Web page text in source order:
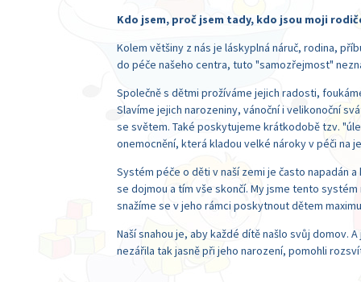
Kdo jsem, proč jsem tady, kdo jsou moji
Kolem většiny z nás je láskyplná náruč, rodina,
do péče našeho centra, tuto "samozřejmost"
Společně s dětmi prožíváme jejich radosti,
Slavíme jejich narozeniny, vánoční i velikonoční
se světem. Také poskytujeme krátkodobě tzv.
onemocnění, která kladou velké nároky v péči na
Systém péče o děti v naší zemi je často napadán
se dojmou a tím vše skončí. My jsme tento
snažíme se v jeho rámci poskytnout dětem
Naší snahou je, aby každé dítě našlo svůj domov.
nezářila tak jasně při jeho narození, pomohli